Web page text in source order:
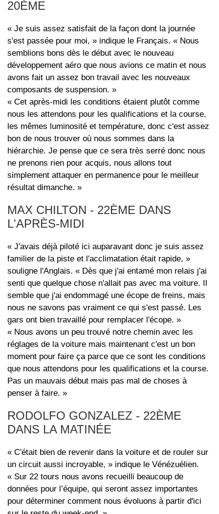
20ÈME
« Je suis assez satisfait de la façon dont la journée
s'est passée pour moi, » indique le Français. « Nous
semblions bons dès le début avec le nouveau
développement aéro que nous avions ce matin et nous
avons fait un assez bon travail avec les nouveaux
composants de suspension. »
« Cet après-midi les conditions étaient plutôt comme
nous les attendons pour les qualifications et la course,
les mêmes luminosité et température, donc c'est assez
bon de nous trouver où nous sommes dans la
hiérarchie. Je pense que ce sera très serré donc nous
ne prenons rien pour acquis, nous allons tout
simplement attaquer en permanence pour le meilleur
résultat dimanche. »
MAX CHILTON - 22ÈME DANS
L'APRÈS-MIDI
« J'avais déjà piloté ici auparavant donc je suis assez
familier de la piste et l'acclimatation était rapide, »
souligne l'Anglais. « Dès que j'ai entamé mon relais j'ai
senti que quelque chose n'allait pas avec ma voiture. Il
semble que j'ai endommagé une écope de freins, mais
nous ne savons pas vraiment ce qui s'est passé. Les
gars ont bien travaillé pour remplacer l'écope. »
« Nous avons un peu trouvé notre chemin avec les
réglages de la voiture mais maintenant c'est un bon
moment pour faire ça parce que ce sont les conditions
que nous attendons pour les qualifications et la course.
Pas un mauvais début mais pas mal de choses à
penser à faire. »
RODOLFO GONZALEZ - 22ÈME
DANS LA MATINÉE
« C'était bien de revenir dans la voiture et de rouler sur
un circuit aussi incroyable, » indique le Vénézuélien.
« Sur 22 tours nous avons recueilli beaucoup de
données pour l’équipe, qui seront assez importantes
pour déterminer comment nous évoluons à partir d'ici